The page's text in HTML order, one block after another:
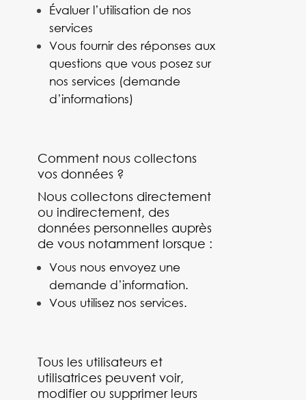
Évaluer l’utilisation de nos
services
Vous fournir des réponses aux
questions que vous posez sur
nos services (demande
d’informations)
Comment nous collectons
vos données ?
Nous collectons directement
ou indirectement, des
données personnelles auprès
de vous notamment lorsque :
Vous nous envoyez une
demande d’information.
Vous utilisez nos services.
Tous les utilisateurs et
utilisatrices peuvent voir,
modifier ou supprimer leurs